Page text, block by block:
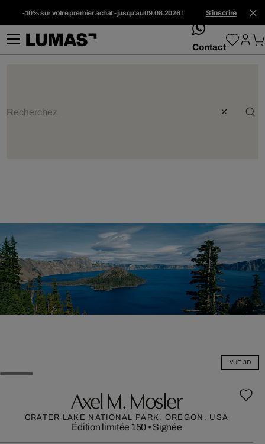
-10% sur votre premier achat - jusqu'au 09.08.2026 ! S'inscrire
whatsApp
Contact
VUE 3D
Axel M. Mosler
CRATER LAKE NATIONAL PARK, OREGON, USA
Édition limitée 150 • Signée